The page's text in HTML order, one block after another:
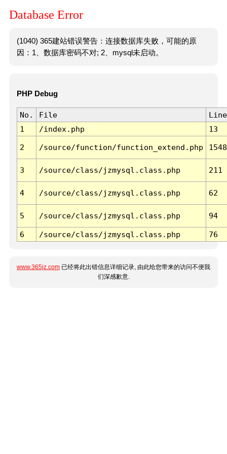
Database Error
(1040) 365建站错误警告：连接数据库失败，可能的原
因：1、数据库密码不对; 2、mysql未启动。
PHP Debug
No. File
Line
1
/index.php 13
2 /source/function/function_extend.php 1548
3 /source/class/jzmysql.class.php 211
4 /source/class/jzmysql.class.php 62
5 /source/class/jzmysql.class.php 94
6 /source/class/jzmysql.class.php 76
www.365jz.com 已经将此出错信息详细记录, 由此给您带来的访问不便我
们深感歉意.